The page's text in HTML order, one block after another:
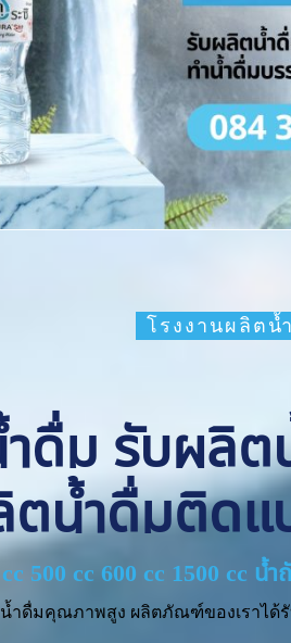
โรงงานผลิตน้
ำดื่ม รับผลิ
ตน้ำดื่มติด
500 cc 600 cc 1500 cc น้
ำดื่มคุณภาพสูง ผลิตภัณฑ์ของเราได้